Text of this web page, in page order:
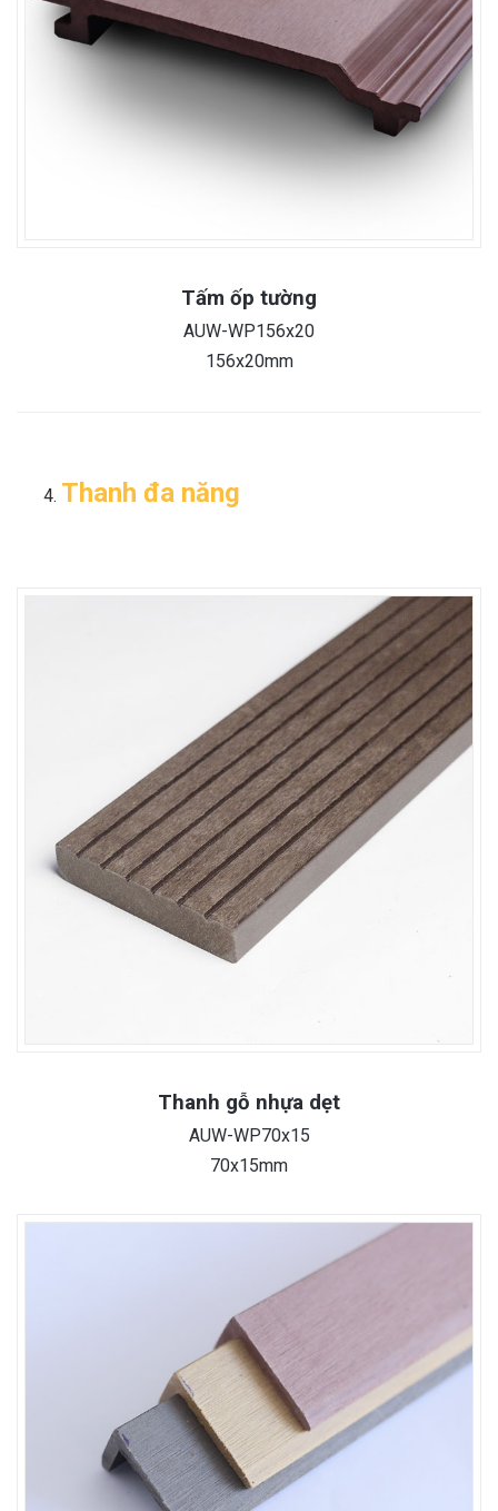
Tấm ốp tường
AUW-WP156x20
156x20mm
Thanh đa năng
Thanh gỗ nhựa dẹt
AUW-WP70x15
70x15mm